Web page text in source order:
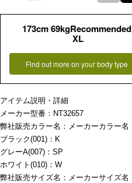
173cm 69kgRecommended
XL
Find out more on your body type
アイテム説明・詳細
メーカー型番：NT32657
弊社販売カラー名：メーカーカラー名
ブラック(001)：K
グレーA(007)：SP
ホワイト(010)：W
弊社販売サイズ名：メーカーサイズ名